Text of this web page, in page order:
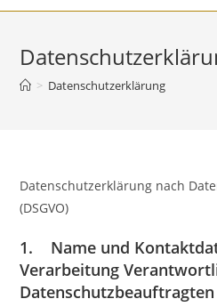
> Datenschutzerklärung
Datenschutzerklärung nach
(DSGVO)
1. Name und
Verarbeitung
Datenschutzbeauftragten